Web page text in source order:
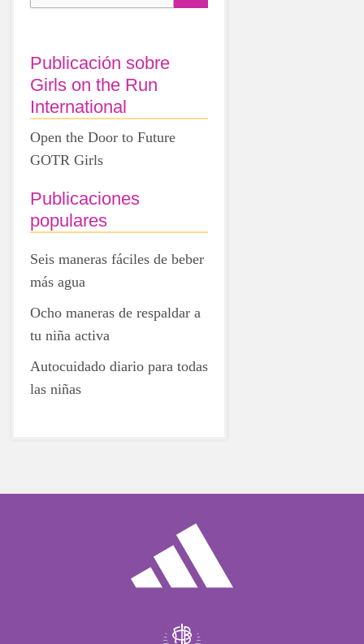
Publicación sobre
Girls on the Run
International
Open the Door to Future
GOTR Girls
Publicaciones
populares
Seis maneras fáciles de beber
más agua
Ocho maneras de respaldar a
tu niña activa
Autocuidado diario para todas
las niñas